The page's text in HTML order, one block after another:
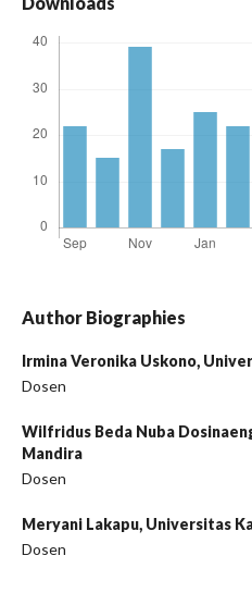
Author Biographies
Irmina Veronika Uskono,
Dosen
Wilfridus Beda Nuba
Mandira
Dosen
Meryani Lakapu, Universitas
Dosen